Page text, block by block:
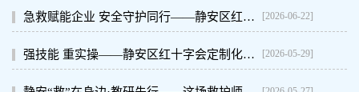
急救赋能企业 安全守护同行——静安区红十字生命健康安全教育进企业系列首期培训顺利开展 [2026-06-22]
强技能 重实操——静安区红十字会定制化创伤急救培训走进消防队 [2026-05-29]